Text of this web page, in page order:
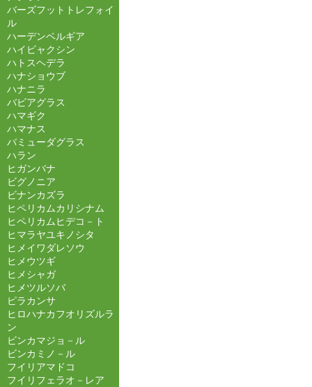
バーズフットトレフォイ
ル
ハーデンベルギア
ハイビャクシン
ハトスヘデラ
ハナショウブ
ハナニラ
バビアグラス
ハマギク
ハマナス
バミューダグラス
ハラン
ヒガンバナ
ビグノニア
ビナンカズラ
ヒペリカムカリシナム
ヒペリカムヒデコ－ト
ヒマラヤユキノシタ
ヒメイワダレソウ
ヒメウツギ
ヒメシャガ
ヒメツルソバ
ピラカンサ
ヒロハナカフオリズルラ
ン
ビンカマジョ－ル
ビンカミノ－ル
フイリアマドコ
フイリフェラオ－レア